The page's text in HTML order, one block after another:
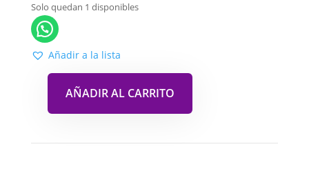
Solo quedan 1 disponibles
Añadir a la lista
AÑADIR AL CARRITO